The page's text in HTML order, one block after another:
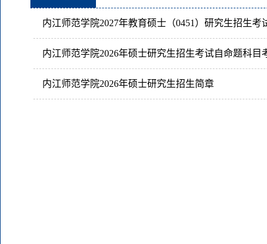
内江师范学院2026年硕士研究生招生考试自命题科目
内江师范学院2026年硕士研究生招生简章